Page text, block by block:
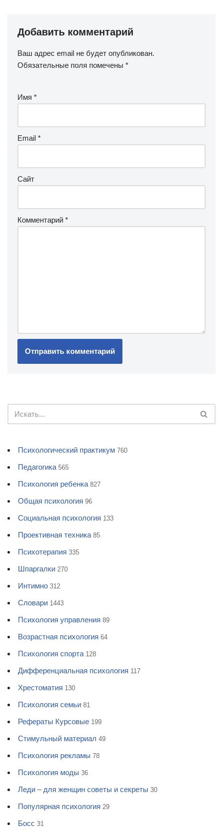
Добавить комментарий
Ваш адрес email не будет опубликован.
Обязательные поля помечены *
Имя *
Email *
Сайт
Комментарий *
Психологический практикум 760
Педагогика 565
Психология ребенка 827
Общая психология 96
Социальная психология 133
Проективная техника 85
Психотерапия 335
Шпаргалки 270
Интимно 312
Словари 1443
Психология управления 89
Возрастная психология 64
Психология спорта 128
Дифференциальная психология 117
Хрестоматия 130
Психология семьи 81
Рефераты Курсовые 199
Стимульный материал 49
Психология рекламы 78
Психология моды 36
Леди – для женщин советы и секреты 30
Популярная психология 29
Босс 31